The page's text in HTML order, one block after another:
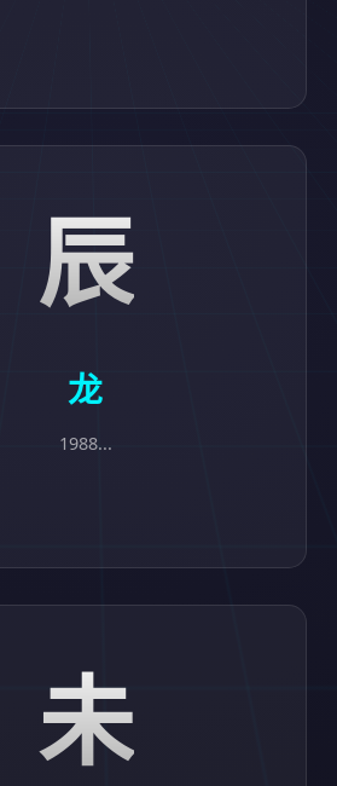
辰
龙
1988...
未